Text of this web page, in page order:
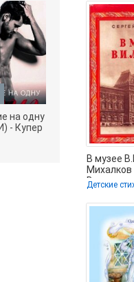
В музее
Михалков
Детские
на одну
- Купер